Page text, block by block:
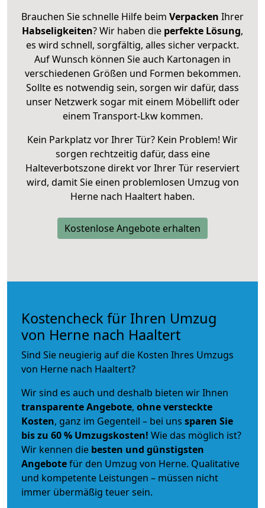
Brauchen Sie schnelle Hilfe beim Verpacken Ihrer
Habseligkeiten? Wir haben die perfekte Lösung,
es wird schnell, sorgfältig, alles sicher verpackt.
Auf Wunsch können Sie auch Kartonagen in
verschiedenen Größen und Formen bekommen.
Sollte es notwendig sein, sorgen wir dafür, dass
unser Netzwerk sogar mit einem Möbellift oder
einem Transport-Lkw kommen.
Kein Parkplatz vor Ihrer Tür? Kein Problem! Wir
sorgen rechtzeitig dafür, dass eine
Halteverbotszone direkt vor Ihrer Tür reserviert
wird, damit Sie einen problemlosen Umzug von
Herne nach Haaltert haben.
Kostenlose Angebote erhalten
Kostencheck für Ihren Umzug
von Herne nach Haaltert
Sind Sie neugierig auf die Kosten Ihres Umzugs
von Herne nach Haaltert?
Wir sind es auch und deshalb bieten wir Ihnen
transparente Angebote, ohne versteckte
Kosten, ganz im Gegenteil – bei uns sparen Sie
bis zu 60 % Umzugskosten! Wie das möglich ist?
Wir kennen die besten und günstigsten
Angebotefür den Umzug von Herne. Qualitative
und kompetente Leistungen – müssen nicht
immer übermäßig teuer sein.